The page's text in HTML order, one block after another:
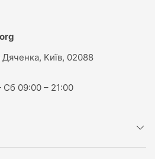
Дяченка, Київ, 02088
09:00 – 21:00